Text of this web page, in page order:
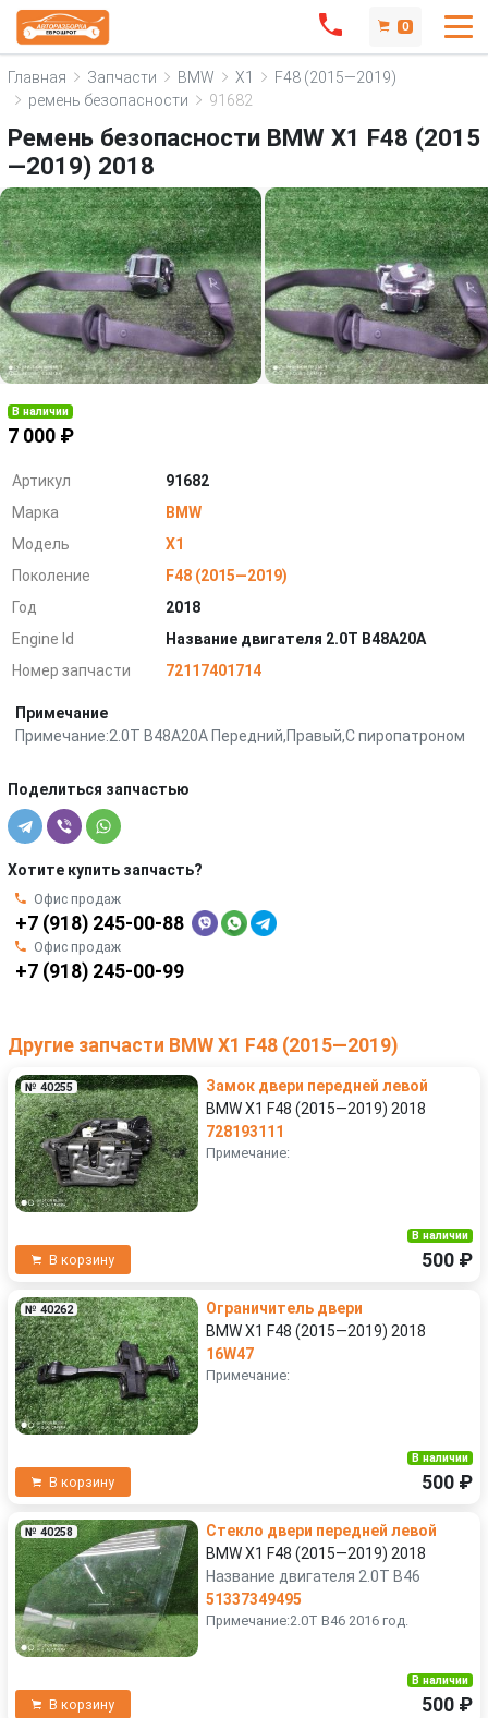
0
Главная Запчасти BMW X1
F48 (2015—2019)
ремень безопасности
91682
Ремень безопасности BMW X1 F48 (2015
—2019) 2018
В наличии
7 000 ₽
Артикул
91682
Марка
BMW
Модель
X1
Поколение
F48 (2015—2019)
Год
2018
Engine Id
Название двигателя 2.0T B48A20A
Номер запчасти
72117401714
Примечание
Примечание:2.0T B48A20A Передний,Правый,С пиропатроном
Поделиться запчастью
Хотите купить запчасть?
Офис продаж
+7 (918) 245-00-88
Офис продаж
+7 (918) 245-00-99
Другие запчасти BMW X1 F48 (2015—2019)
№ 40255
Замок двери передней левой
BMW X1 F48 (2015—2019) 2018
728193111
Примечание:
В корзину
В наличии
500 ₽
№ 40262
Ограничитель двери
BMW X1 F48 (2015—2019) 2018
16W47
Примечание:
В корзину
В наличии
500 ₽
№ 40258
Стекло двери передней левой
BMW X1 F48 (2015—2019) 2018
Название двигателя 2.0T B46
51337349495
Примечание:2.0T B46 2016 год.
В корзину
В наличии
500 ₽